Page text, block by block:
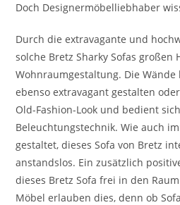
Doch Designermöbelliebhaber
Durch die extravagante und
solche Bretz Sharky Sofas
Wohnraumgestaltung. Die
ebenso extravagant gestalten
Old-Fashion-Look und bedient
Beleuchtungstechnik. Wie auch
gestaltet, dieses Sofa von Bretz
anstandslos. Ein zusätzlich
dieses Bretz Sofa frei in den
Möbel erlauben dies, denn ob